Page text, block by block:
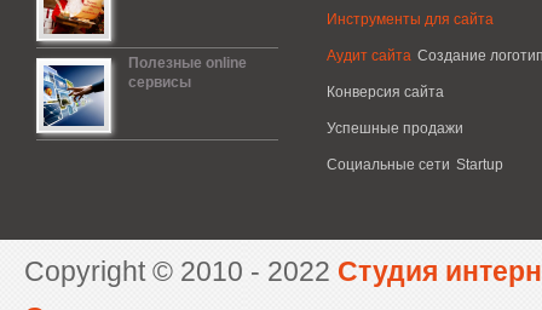
Полезные online
сервисы
Инструменты для сайта
Аудит сайта Создание
Конверсия сайта
Успешные продажи
Социальные сети Startup
Copyright © 2010 - 2022 Студия